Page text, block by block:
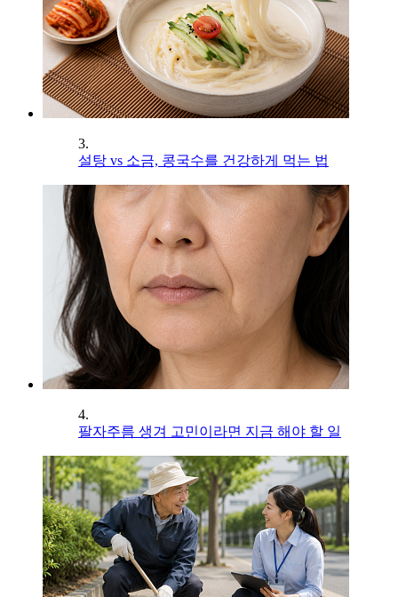
3.
설탕 vs 소금, 콩국수를 건강하게 먹는 법
4.
팔자주름 생겨 고민이라면 지금 해야 할 일